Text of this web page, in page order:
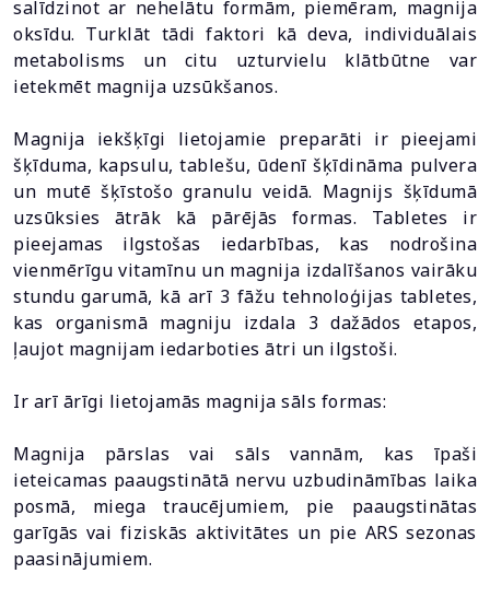
salīdzinot ar nehelātu formām, piemēram, magnija
oksīdu. Turklāt tādi faktori kā deva, individuālais
metabolisms un citu uzturvielu klātbūtne var
ietekmēt magnija uzsūkšanos.
Magnija iekšķīgi lietojamie preparāti ir pieejami
šķīduma, kapsulu, tablešu, ūdenī šķīdināma pulvera
un mutē šķīstošo granulu veidā. Magnijs šķīdumā
uzsūksies ātrāk kā pārējās formas. Tabletes ir
pieejamas ilgstošas iedarbības, kas nodrošina
vienmērīgu vitamīnu un magnija izdalīšanos vairāku
stundu garumā, kā arī 3 fāžu tehnoloģijas tabletes,
kas organismā magniju izdala 3 dažādos etapos,
ļaujot magnijam iedarboties ātri un ilgstoši.
Ir arī ārīgi lietojamās magnija sāls formas:
Magnija pārslas vai sāls vannām, kas īpaši
ieteicamas paaugstinātā nervu uzbudināmības laika
posmā, miega traucējumiem, pie paaugstinātas
garīgās vai fiziskās aktivitātes un pie ARS sezonas
paasinājumiem.